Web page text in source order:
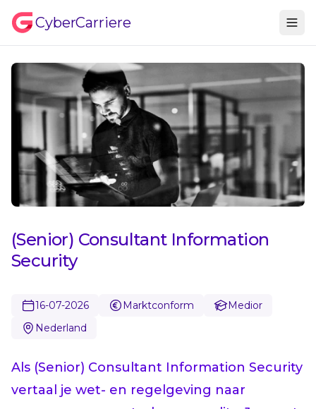
CyberCarriere
(Senior) Consultant Information
Security
16-07-2026 Marktconform
Medior
Nederland
Als (Senior) Consultant Information Security
vertaal je wet- en regelgeving naar